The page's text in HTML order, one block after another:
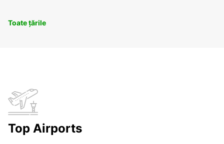
Toate țările
Top Airports